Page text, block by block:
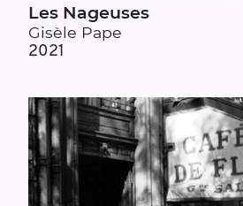
Les Nageuses
Gisèle Pape
2021